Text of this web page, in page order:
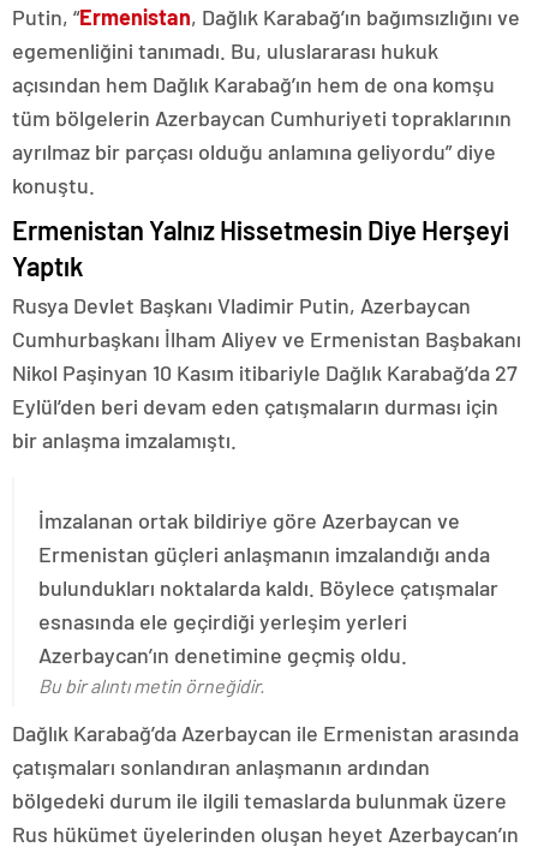
Putin, “Ermenistan, Dağlık Karabağ’ın bağımsızlığını ve
egemenliğini tanımadı. Bu, uluslararası hukuk
açısından hem Dağlık Karabağ’ın hem de ona komşu
tüm bölgelerin Azerbaycan Cumhuriyeti topraklarının
ayrılmaz bir parçası olduğu anlamına geliyordu” diye
konuştu.
Ermenistan Yalnız Hissetmesin Diye Herşeyi
Yaptık
Rusya Devlet Başkanı Vladimir Putin, Azerbaycan
Cumhurbaşkanı İlham Aliyev ve Ermenistan Başbakanı
Nikol Paşinyan 10 Kasım itibariyle Dağlık Karabağ’da 27
Eylül’den beri devam eden çatışmaların durması için
bir anlaşma imzalamıştı.
İmzalanan ortak bildiriye göre Azerbaycan ve
Ermenistan güçleri anlaşmanın imzalandığı anda
bulundukları noktalarda kaldı. Böylece çatışmalar
esnasında ele geçirdiği yerleşim yerleri
Azerbaycan’ın denetimine geçmiş oldu.
Bu bir alıntı metin örneğidir.
Dağlık Karabağ’da Azerbaycan ile Ermenistan arasında
çatışmaları sonlandıran anlaşmanın ardından
bölgedeki durum ile ilgili temaslarda bulunmak üzere
Rus hükümet üyelerinden oluşan heyet Azerbaycan’ın